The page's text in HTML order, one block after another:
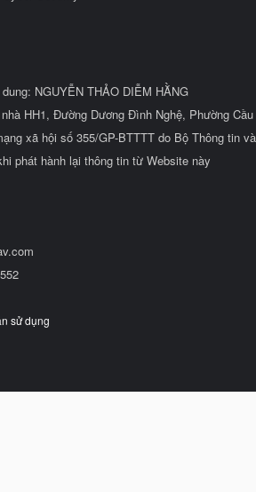
NGUYỄN THẢO DIỄM HẰNG
HH1, Đường Dương Đình Nghệ, Phường
xã hội số 355/GP-BTTTT do Bộ Thông tin
phát hành lại thông tin từ Website này
sử dụng